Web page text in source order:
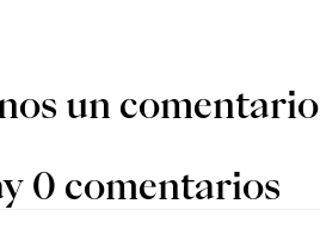
un comentario
0 comentarios